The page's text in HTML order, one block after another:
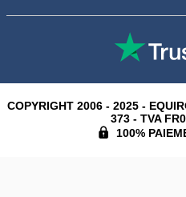
COPYRIGHT 2006 - 2025 -
373 - TVA
100%